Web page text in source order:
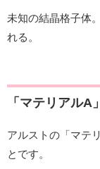
未知の結晶格子体
れる。
「マテリアルA
アルストの「マテ
とです。